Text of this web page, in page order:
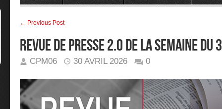
← Previous Post
Revue de presse 2.0 de la semaine
CPM06 30 AVRIL 2026 0